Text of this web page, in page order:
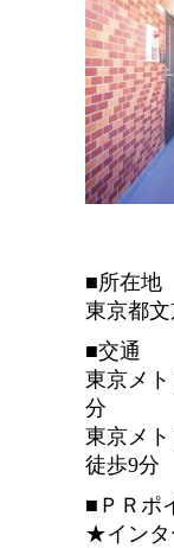
■所在地
東京都文
■交通
東京メ
分
東京メ
徒歩9分
■ＰＲポ
★インタ